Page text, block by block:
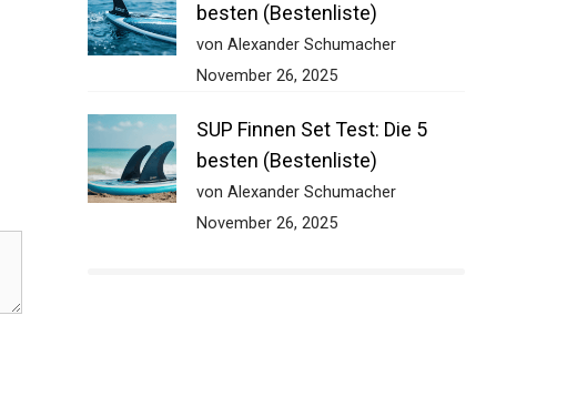
besten (Bestenliste)
von Alexander Schumacher
November 26, 2025
SUP Finnen Set Test: Die 5
besten (Bestenliste)
von Alexander Schumacher
November 26, 2025